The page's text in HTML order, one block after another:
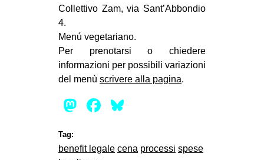
AMBIENTE
DIRITTO ALL’ABITARE
GENERI
PRECARIATO
STUDENTI
Collettivo Zam, via Sant’Abbondio
4.
Menú vegetariano.
Per prenotarsi o chiedere
informazioni per possibili variazioni
del menù scrivere alla pagina.
Mastodon
Facebook
Tag:
benefit legale cena processi spese